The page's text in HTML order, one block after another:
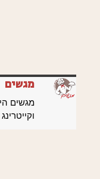
מגשים
מגשים הינה
וקייטרינג